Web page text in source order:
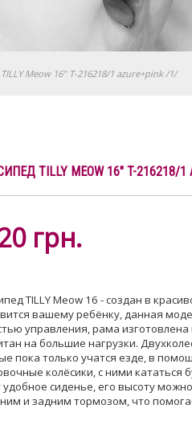
Meow 16" T-216218/1 azure+pink /1/
TILLY MEOW 16" T-216218/1
грн.
TILLY Meow 16 - создан в
вашему ребёнку, данная
управления, рама
на большие нагрузки.
пока только учатся езде, в
колёсики, с ними кататься
сиденье, его высоту
и задним тормозом, что